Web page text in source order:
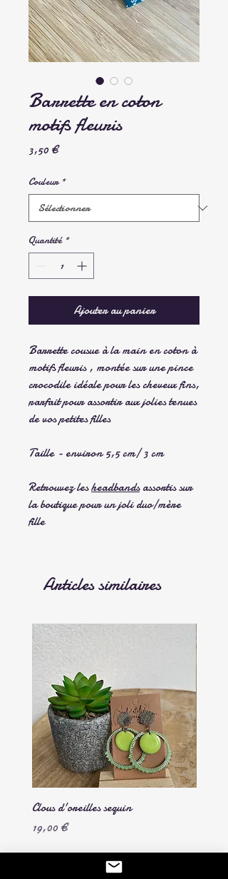
Barrette en coton
motifs fleuris
3,50 €Prix
Couleur *
Quantité *
Ajouter au panier
Barrette cousue à la main en coton à
motifs fleuris , montée sur une pince
crocodile idéale pour les cheveux fins,
parfait pour assortir aux jolies tenues
de vos petites filles
Taille - environ 5,5 cm/ 3 cm
Retrouvez lesheadbandsassortis sur
la boutique pour un joli duo/mère
fille
Articles similaires
Clous d'oreilles sequin
Prix
19,00 €